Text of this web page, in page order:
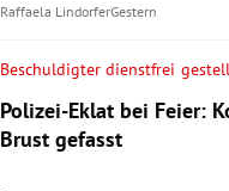
Raffaela LindorferGestern
Beschuldigter dienstfrei
Polizei-Eklat bei Feier:
Brust gefasst